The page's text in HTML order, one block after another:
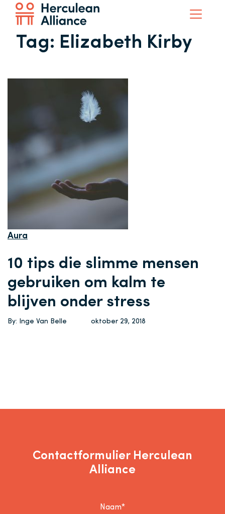
Tag: Elizabeth Kirby
Aura
10 tips die slimme mensen
gebruiken om kalm te
blijven onder stress
By: Inge Van Belle oktober 29, 2018
Contactformulier Herculean
Alliance
Naam*